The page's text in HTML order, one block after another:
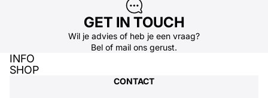
GET IN TOUCH
Wil je advies of heb je een vraag?
Bel of mail ons gerust.
INFO
SHOP
CONTACT